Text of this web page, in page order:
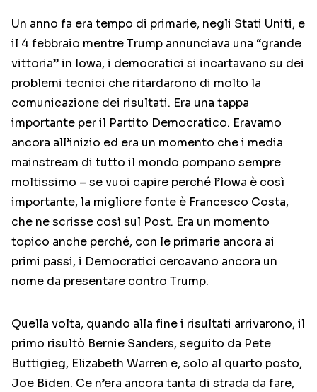
Un anno fa era tempo di primarie, negli Stati Uniti, e
il 4 febbraio mentre Trump annunciava una “grande
vittoria” in Iowa, i democratici si incartavano su dei
problemi tecnici che ritardarono di molto la
comunicazione dei risultati. Era una tappa
importante per il Partito Democratico. Eravamo
ancora all’inizio ed era un momento che i media
mainstream di tutto il mondo pompano sempre
moltissimo – se vuoi capire perché l’Iowa è così
importante, la migliore fonte è Francesco Costa,
che ne scrisse così sul Post. Era un momento
topico anche perché, con le primarie ancora ai
primi passi, i Democratici cercavano ancora un
nome da presentare contro Trump.
Quella volta, quando alla fine i risultati arrivarono, il
primo risultò Bernie Sanders, seguito da Pete
Buttigieg, Elizabeth Warren e, solo al quarto posto,
Joe Biden. Ce n’era ancora tanta di strada da fare,